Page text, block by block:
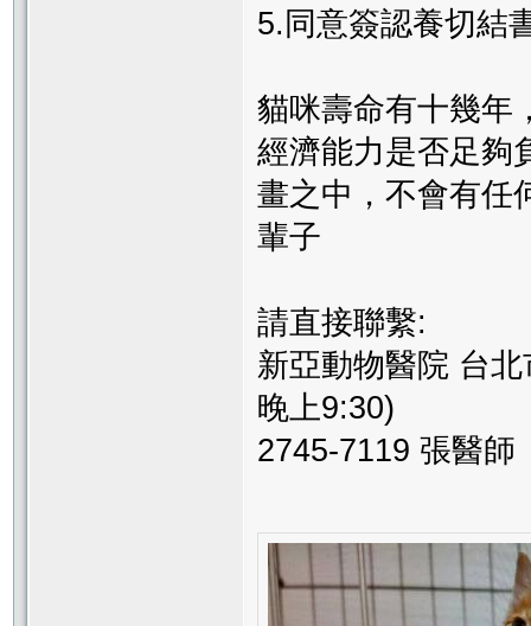
5.同意簽認養切結
貓咪壽命有十幾年
經濟能力是否足夠
畫之中，不會有任
輩子
請直接聯繫:
新亞動物醫院 台
晚上9:30)
2745-7119 張醫師